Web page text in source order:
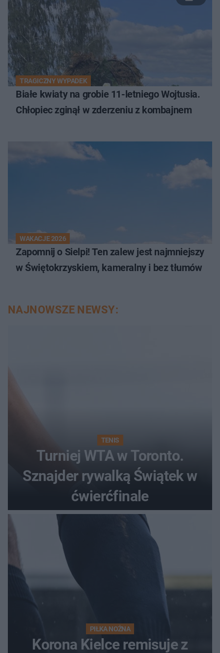
TRAGICZNY WYPADEK
Białe kwiaty na grobie 11-letniego Wojtusia.
Chłopiec zginął w zderzeniu z kombajnem
WAKACJE 2026
Zapomnij o Sielpi! Ten zalew jest najmniejszy
w Świętokrzyskiem, kameralny i bez tłumów
NAJNOWSZE NEWSY:
TENIS
Turniej WTA w Toronto.
Sznajder rywalką Świątek w
ćwierćfinale
PIŁKA NOŻNA
Korona Kielce remisuje z